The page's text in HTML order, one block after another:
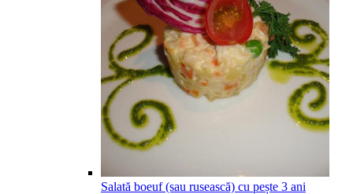
Salată boeuf (sau rusească) cu pește 3 ani